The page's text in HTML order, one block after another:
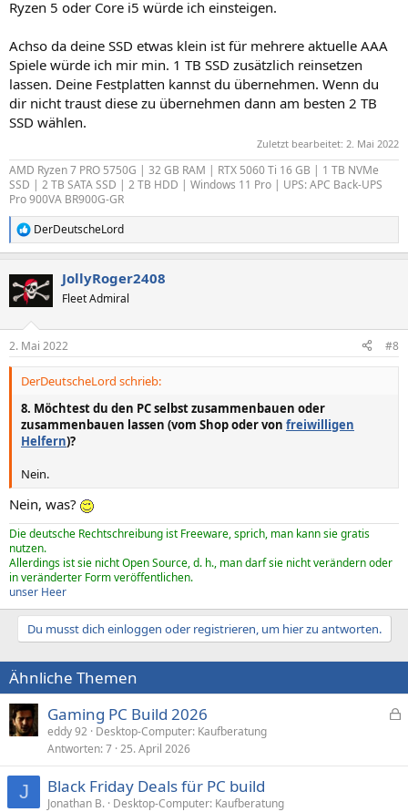
Ryzen 5 oder Core i5 würde ich einsteigen.
Achso da deine SSD etwas klein ist für mehrere aktuelle AAA
Spiele würde ich mir min. 1 TB SSD zusätzlich reinsetzen
lassen. Deine Festplatten kannst du übernehmen. Wenn du
dir nicht traust diese zu übernehmen dann am besten 2 TB
SSD wählen.
Zuletzt bearbeitet: 2. Mai 2022
AMD Ryzen 7 PRO 5750G | 32 GB RAM | RTX 5060 Ti 16 GB | 1 TB NVMe
SSD | 2 TB SATA SSD | 2 TB HDD | Windows 11 Pro | UPS: APC Back-UPS
Pro 900VA BR900G-GR
R
e
k
t
i
e
n
DerDeutscheLord
JollyRoger2408
Fleet Admiral
2. Mai 2022 #8
DerDeutscheLord schrieb:
8. Möchtest du den PC selbst zusammenbauen oder
zusammenbauen lassen (vom Shop oder von freiwilligen
Helfern)?
Nein.
Nein, was?
Die deutsche Rechtschreibung ist Freeware, sprich, man kann sie gratis
nutzen.
Allerdings ist sie nicht Open Source, d. h., man darf sie nicht verändern oder
in veränderter Form veröffentlichen.
unser Heer
Du musst dich einloggen oder registrieren, um hier zu antworten.
Ähnliche Themen
p
Gaming PC Build 2026
eddy 92 Desktop-Computer: Kaufberatung
Antworten 7 25. April 2026
J Black Friday Deals für PC build
Jonathan B. Desktop-Computer: Kaufberatung